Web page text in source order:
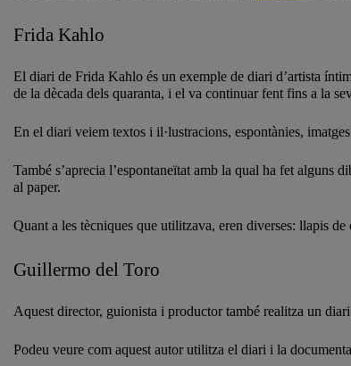
Frida Kahlo
El diari de Frida Kahlo és un exemple de diari d’artista
de la dècada dels quaranta, i el va continuar fent fins a la
En el diari veiem textos i il·lustracions, espontànies,
També s’aprecia l’espontaneïtat amb la qual ha fet alguns
al paper.
Quant a les tècniques que utilitzava, eren diverses: llapis de
Guillermo del Toro
Aquest director, guionista i productor també realitza un
Podeu veure com aquest autor utilitza el diari i la